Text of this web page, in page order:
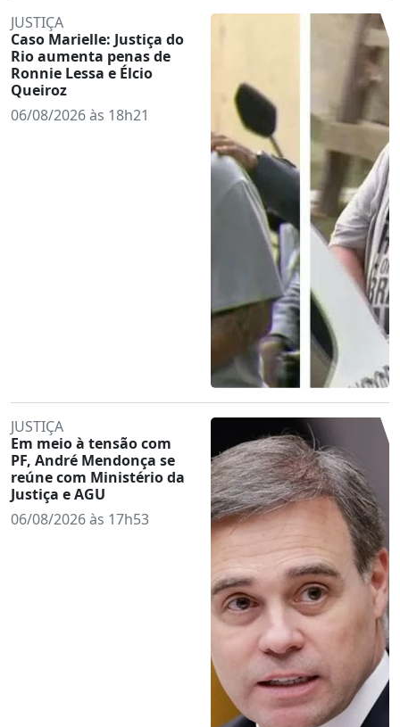
JUSTIÇA
Caso Marielle: Justiça do
Rio aumenta penas de
Ronnie Lessa e Élcio
Queiroz
06/08/2026 às 18h21
JUSTIÇA
Em meio à tensão com
PF, André Mendonça se
reúne com Ministério da
Justiça e AGU
06/08/2026 às 17h53